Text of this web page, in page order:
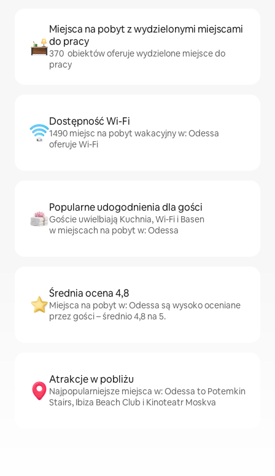
Miejsca na pobyt z wydzielonymi miejscami
do pracy
370 obiektów oferuje wydzielone miejsce do
pracy
Dostępność Wi-Fi
1490 miejsc na pobyt wakacyjny w: Odessa
oferuje Wi-Fi
Popularne udogodnienia dla gości
Goście uwielbiają Kuchnia, Wi-Fi i Basen
w miejscach na pobyt w: Odessa
Średnia ocena 4,8
Miejsca na pobyt w: Odessa są wysoko oceniane
przez gości – średnio 4,8 na 5.
Atrakcje w pobliżu
Najpopularniejsze miejsca w: Odessa to Potemkin
Stairs, Ibiza Beach Club i Kinoteatr Moskva